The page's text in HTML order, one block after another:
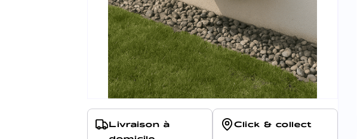
Livraison à
Click & collect